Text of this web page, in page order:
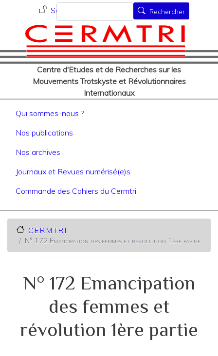
au
contenu
principal
Menu du compte de
Se connecter
Centre d'Etudes et de Recherches sur les
Mouvements Trotskyste et Révolutionnaires
Internationaux
Rechercher Rechercher
Navigation principale
Qui sommes-nous ?
Nos publications
Nos archives
Journaux et Revues numérisé(e)s
Commande des Cahiers du Cermtri
C.E.R.M.T.R.I
N° 172 Emancipation des femmes et révolution 1ère partie
N° 172 Emancipation
des femmes et
révolution 1ère partie